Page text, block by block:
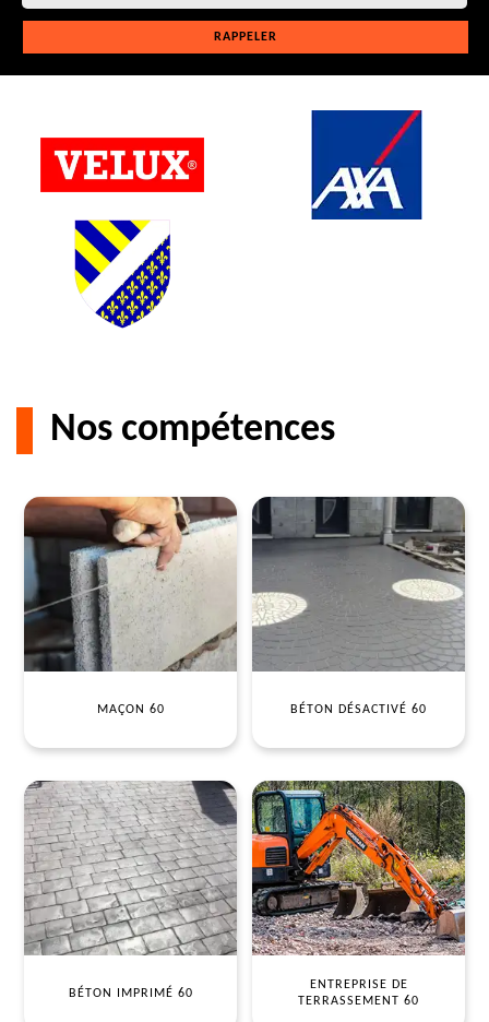
Nos compétences
MAÇON 60 BÉTON DÉSACTIVÉ 60
BÉTON IMPRIMÉ 60
ENTREPRISE DE
TERRASSEMENT 60